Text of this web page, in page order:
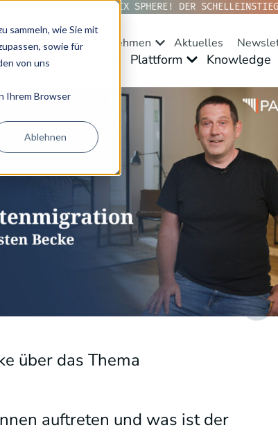
sammeln, wie Sie mit
sowie für
von uns
Ihrem Browser
Ablehnen
EDITION VON PANTOPIX SPHERE! DER
Unternehmen Aktuelles
Anwendung Plattform Knowledge
über das Thema
auftreten und was ist der